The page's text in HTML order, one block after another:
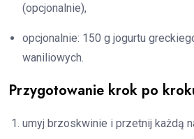
(opcjonalnie),
opcjonalnie: 150 g jogurtu
waniliowych.
Przygotowanie krok po
umyj brzoskwinie i przetnij każdą